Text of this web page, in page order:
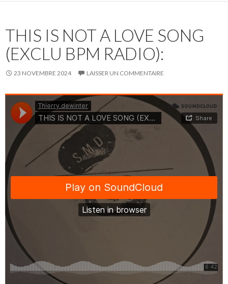
THIS IS NOT A LOVE SONG
(EXCLU BPM RADIO):
23 NOVEMBRE 2024 LAISSER UN COMMENTAIRE